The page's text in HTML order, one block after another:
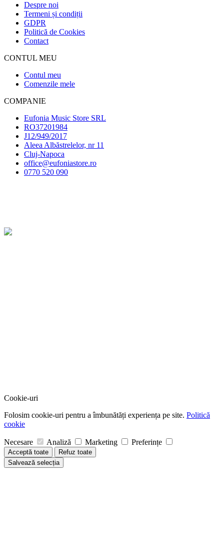
Despre noi
Termeni și condiții
GDPR
Politică de Cookies
Contact
CONTUL MEU
Contul meu
Comenzile mele
COMPANIE
Eufonia Music Store SRL
RO37201984
J12/949/2017
Aleea Albăstrelelor, nr 11
Cluj-Napoca
office@eufoniastore.ro
0770 520 090
Cookie-uri
Folosim cookie-uri pentru a îmbunătăți experiența pe site. Politică
cookie
Necesare Analiză Marketing Preferințe
Acceptă toate
Refuz toate
Salvează selecția